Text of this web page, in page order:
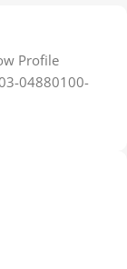
Profile
04880100-